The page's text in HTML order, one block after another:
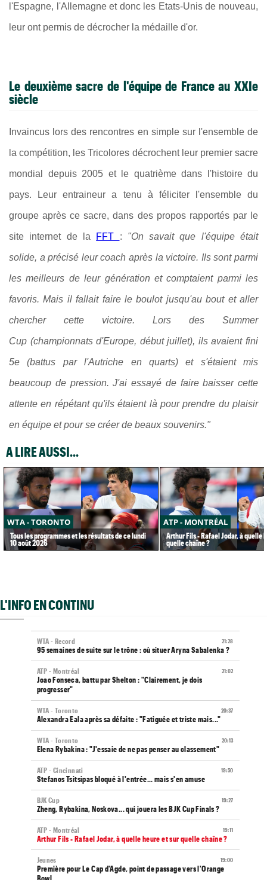
l'Espagne, l'Allemagne et donc les Etats-Unis de nouveau,
leur ont permis de décrocher la médaille d'or.
Le deuxième sacre de l'équipe de France au XXIe
siècle
Invaincus lors des rencontres en simple sur l'ensemble de
la compétition, les Tricolores décrochent leur premier sacre
mondial depuis 2005 et le quatrième dans l'histoire du
pays. Leur entraineur a tenu à féliciter l'ensemble du
groupe après ce sacre, dans des propos rapportés par le
site internet de la FFT : "On savait que l'équipe était
solide, a précisé leur coach après la victoire. Ils sont parmi
les meilleurs de leur génération et comptaient parmi les
favoris. Mais il fallait faire le boulot jusqu'au bout et aller
chercher cette victoire. Lors des Summer
Cup (championnats d'Europe, début juillet), ils avaient fini
5e (battus par l'Autriche en quarts) et s'étaient mis
beaucoup de pression. J'ai essayé de faire baisser cette
attente en répétant qu'ils étaient là pour prendre du plaisir
en équipe et pour se créer de beaux souvenirs."
A LIRE AUSSI...
WTA - TORONTO
Tous les programmes et les résultats de ce lundi
10 août 2026
ATP - MONTRÉAL
Arthur Fils - Rafael Jodar, à quelle
quelle chaîne ?
L'INFO EN CONTINU
21:28
WTA - Record
95 semaines de suite sur le trône : où situer Aryna Sabalenka ?
21:02
ATP - Montréal
Joao Fonseca, battu par Shelton : "Clairement, je dois
progresser"
20:37
WTA - Toronto
Alexandra Eala après sa défaite : "Fatiguée et triste mais..."
20:13
WTA - Toronto
Elena Rybakina : "J'essaie de ne pas penser au classement"
19:50
ATP - Cincinnati
Stefanos Tsitsipas bloqué à l'entrée... mais s'en amuse
19:27
BJK Cup
Zheng, Rybakina, Noskova... qui jouera les BJK Cup Finals ?
19:11
ATP - Montréal
Arthur Fils - Rafael Jodar, à quelle heure et sur quelle chaîne ?
19:00
Jeunes
Première pour Le Cap d'Agde, point de passage vers l'Orange
Bowl